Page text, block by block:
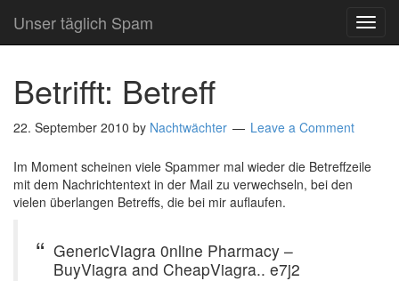
Unser täglich Spam
Betrifft: Betreff
22. September 2010 by Nachtwächter Leave a Comment
Im Moment scheinen viele Spammer mal wieder die Betreffzeile
mit dem Nachrichtentext in der Mail zu verwechseln, bei den
vielen überlangen Betreffs, die bei mir auflaufen.
GenericViagra 0nline Pharmacy –
BuyViagra and CheapViagra.. e7j2